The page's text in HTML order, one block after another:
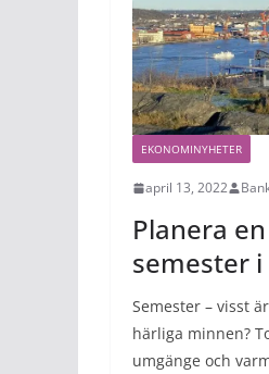
EKONOMINYHETER
april 13, 2022
Planera
semester
Semester – visst
härliga minnen?
umgänge och